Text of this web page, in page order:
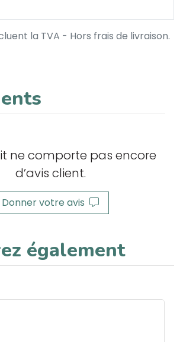
la TVA - Hors frais de livraison.
ne comporte pas encore
d’avis client.
Donner votre avis
également